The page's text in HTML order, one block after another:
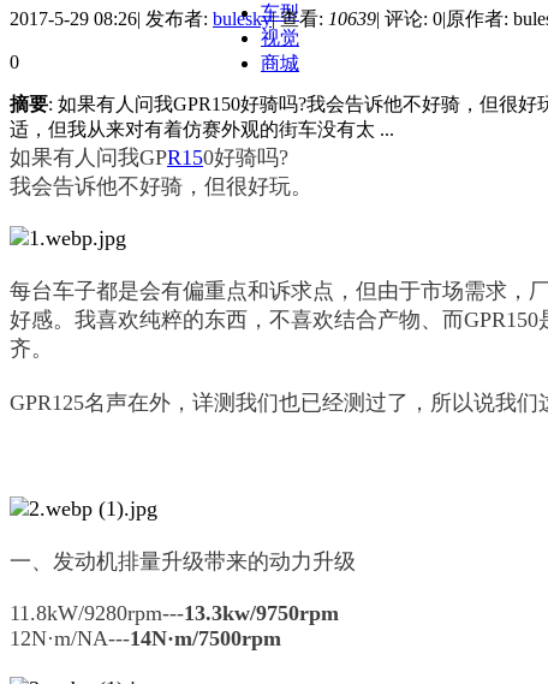
车型
视觉
商城
2017-5-29 08:26| 发布者: bulesky|查看: 10639| 评论: 0|原作者:
0
摘要: 如果有人问我GPR150好骑吗?我会告诉他不好骑，但很
适，但我从来对有着仿赛外观的街车没有太 ...
如果有人问我GPR150好骑吗?
我会告诉他不好骑，但很好玩。
每台车子都是会有偏重点和诉求点，但由于市场需求，
好感。我喜欢纯粹的东西，不喜欢结合产物、而
齐。
GPR125名声在外，详测我们也已经测过了，所以说我
一、发动机排量升级带来的动力升级
11.8kW/9280rpm---13.3kw/9750rpm
12N·m/NA---14N·m/7500rpm